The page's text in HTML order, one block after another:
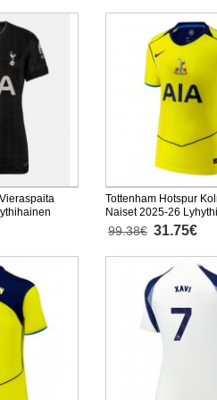
Tottenham Hotspur
Naiset 2025-26
99.38€ 31.75€